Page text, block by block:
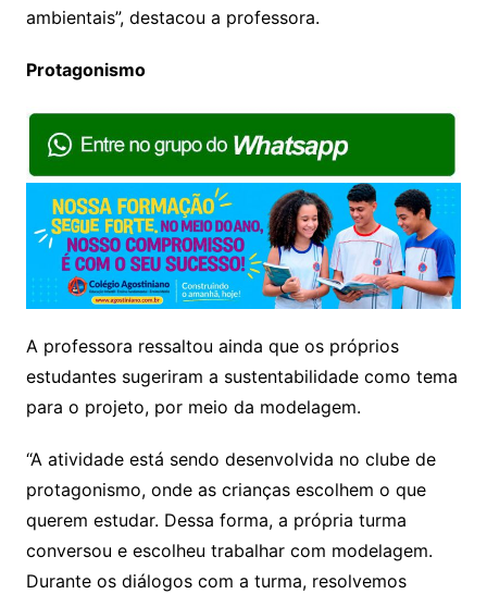
ambientais”, destacou a professora.
Protagonismo
A professora ressaltou ainda que os próprios
estudantes sugeriram a sustentabilidade como tema
para o projeto, por meio da modelagem.
“A atividade está sendo desenvolvida no clube de
protagonismo, onde as crianças escolhem o que
querem estudar. Dessa forma, a própria turma
conversou e escolheu trabalhar com modelagem.
Durante os diálogos com a turma, resolvemos